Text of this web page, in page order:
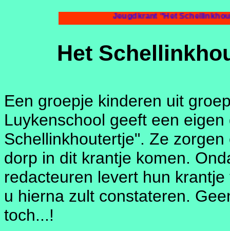
Jeugdkrant "Het
Het
Een groepje kinderen uit
Luykenschool geeft een
Schellinkhoutertje". Ze
dorp in dit krantje komen.
redacteuren levert hun
u hierna zult constateren.
toch...!